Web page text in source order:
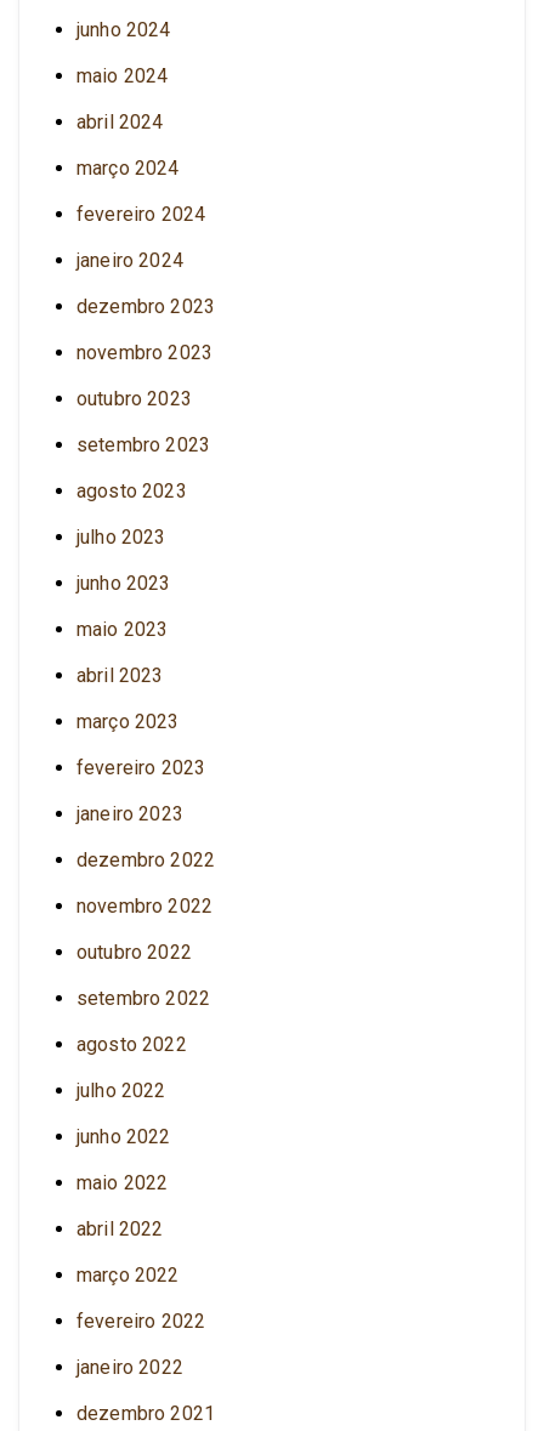
junho 2024
maio 2024
abril 2024
março 2024
fevereiro 2024
janeiro 2024
dezembro 2023
novembro 2023
outubro 2023
setembro 2023
agosto 2023
julho 2023
junho 2023
maio 2023
abril 2023
março 2023
fevereiro 2023
janeiro 2023
dezembro 2022
novembro 2022
outubro 2022
setembro 2022
agosto 2022
julho 2022
junho 2022
maio 2022
abril 2022
março 2022
fevereiro 2022
janeiro 2022
dezembro 2021